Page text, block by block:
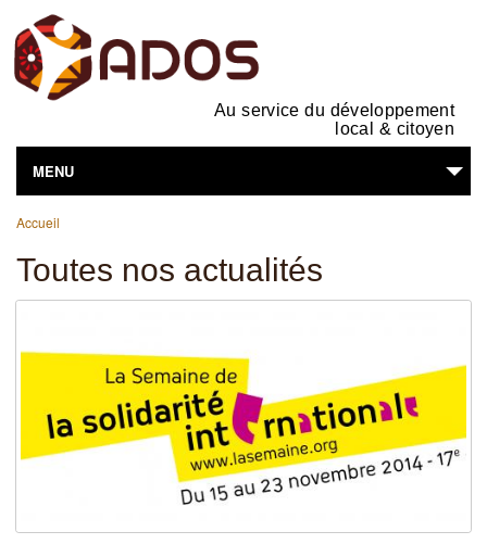
Au service du développement
local & citoyen
MENU
L'ASSOCIATION
NOS ACTIVITÉS
VOUS ÊTES...
Vous êtes ici
Accueil
Toutes nos actualités